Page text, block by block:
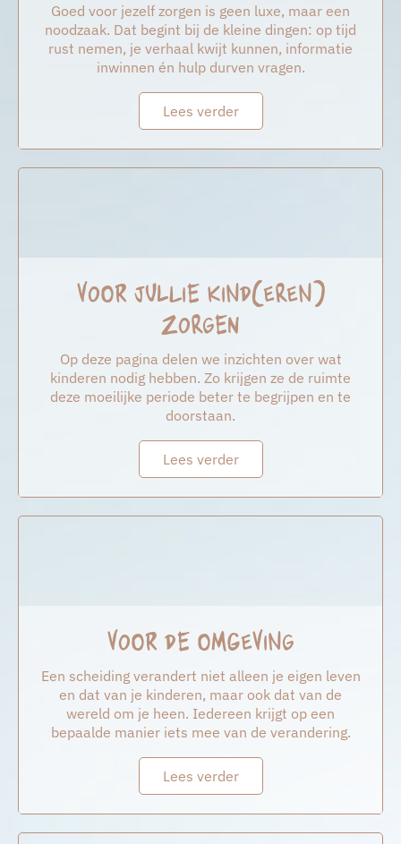
Goed voor jezelf zorgen is geen luxe, maar een
noodzaak. Dat begint bij de kleine dingen: op tijd
rust nemen, je verhaal kwijt kunnen, informatie
inwinnen én hulp durven vragen.
Lees verder
Voor jullie kind(eren)
zorgen
Op deze pagina delen we inzichten over wat
kinderen nodig hebben. Zo krijgen ze de ruimte
deze moeilijke periode beter te begrijpen en te
doorstaan.
Lees verder
Voor de omgeving
Een scheiding verandert niet alleen je eigen leven
en dat van je kinderen, maar ook dat van de
wereld om je heen. Iedereen krijgt op een
bepaalde manier iets mee van de verandering.
Lees verder